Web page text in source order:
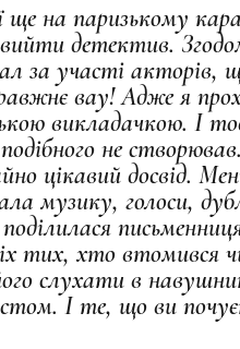
ще на паризькому
детектив.
за участі
вау! Адже я
викладачкою. І
подібного не
цікавий досвід.
музику, голоси,
тих, хто втомився
слухати в
І те, що ви